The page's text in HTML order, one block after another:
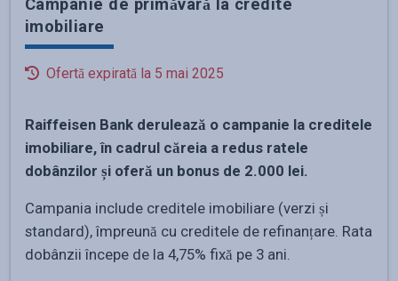
Campanie de primăvară la credite
imobiliare
Ofertă expirată la 5 mai 2025
Raiffeisen Bank derulează o campanie la creditele
imobiliare, în cadrul căreia a redus ratele
dobânzilor și oferă un bonus de 2.000 lei.
Campania include creditele imobiliare (verzi și
standard), împreună cu creditele de refinanțare. Rata
dobânzii începe de la 4,75% fixă pe 3 ani.